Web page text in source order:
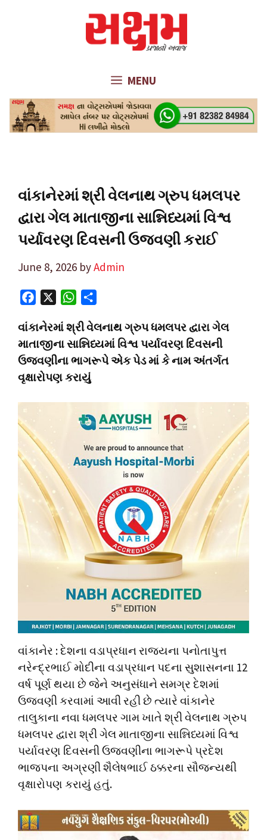
MENU
વાંકાનેરમાં શ્રી વેલનાથ ગ્રુપ ધમલપર
દ્વારા ગેલ માતાજીના સાન્નિધ્યમાં વિશ્વ
પર્યાવરણ દિવસની ઉજવણી કરાઈ
June 8, 2026 byAdmin
c
e
b
o
k
a
t
s
A
p
a
r
e
વાંકાનેરમાં શ્રી વેલનાથ ગ્રુપ ધમલપર દ્વારા ગેલ
માતાજીના સાન્નિધ્યમાં વિશ્વ પર્યાવરણ દિવસની
ઉજવણીના ભાગરૂપે એક પેડ માં કે નામ અંતર્ગત
વૃક્ષારોપણ કરાયું
વાંકાનેર : દેશના વડાપ્રધાન રાજ્યના પનોતાપુત્ત
નરેન્દ્રભાઈ મોદીના વડાપ્રધાન પદના સુશાસનના 12
વર્ષ પૂર્ણ થયા છે જેને અનુસંધાને સમગ્ર દેશમાં
ઉજવણી કરવામાં આવી રહી છે ત્યારે વાંકાનેર
તાલુકાના નવા ધમલપર ગામ ખાતે શ્રી વેલનાથ ગ્રુપ
ધમલપર દ્વારા શ્રી ગેલ માતાજીના સાન્નિધ્યમાં વિશ્વ
પર્યાવરણ દિવસની ઉજવણીના ભાગરૂપે પ્રદેશ
ભાજપના અગ્રણી શૈલેષભાઈ ઠક્કરના સૌજન્યથી
વૃક્ષારોપણ કરાયું હતું.